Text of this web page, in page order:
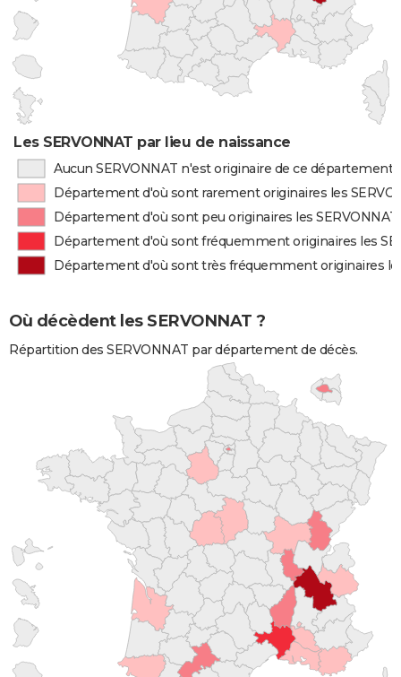
Les SERVONNAT par lieu de naissance
Aucun SERVONNAT n'est originaire de ce département
Département d'où sont rarement originaires les
Département d'où sont peu originaires les SERVONNAT
Département d'où sont fréquemment originaires les
Département d'où sont très fréquemment originaires
Où décèdent les SERVONNAT ?
Répartition des SERVONNAT par département de décès.